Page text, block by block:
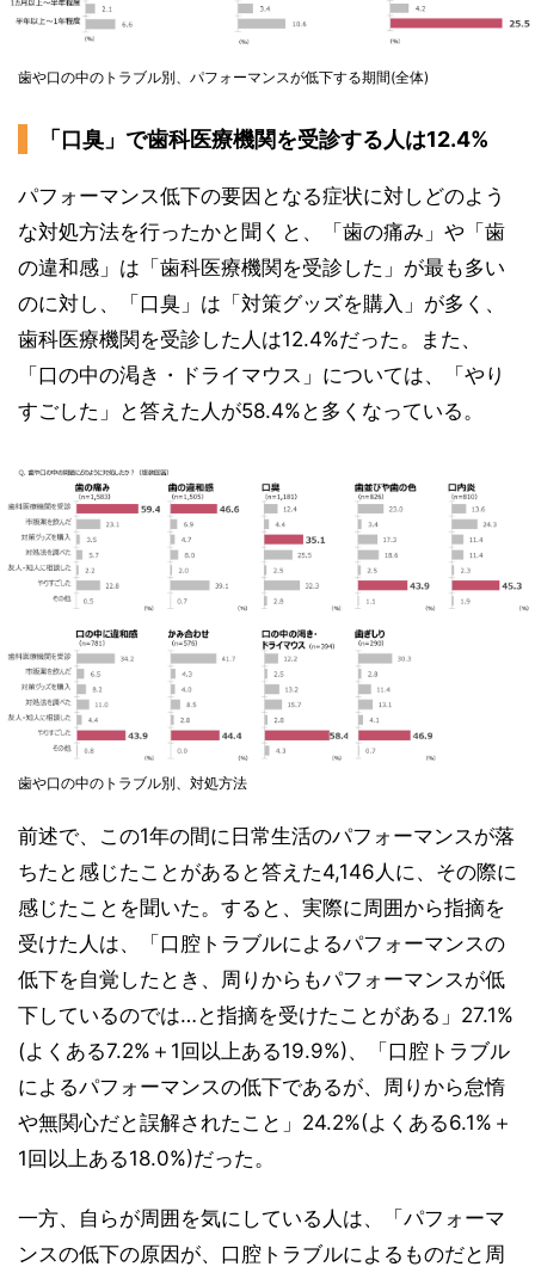
歯や口の中のトラブル別、パフォーマンスが低下する期間(全体)
「口臭」で歯科医療機関を受診する人は12.4%
パフォーマンス低下の要因となる症状に対しどのよう
な対処方法を行ったかと聞くと、「歯の痛み」や「歯
の違和感」は「歯科医療機関を受診した」が最も多い
のに対し、「口臭」は「対策グッズを購入」が多く、
歯科医療機関を受診した人は12.4%だった。また、
「口の中の渇き・ドライマウス」については、「やり
すごした」と答えた人が58.4%と多くなっている。
歯や口の中のトラブル別、対処方法
前述で、この1年の間に日常生活のパフォーマンスが落
ちたと感じたことがあると答えた4,146人に、その際に
感じたことを聞いた。すると、実際に周囲から指摘を
受けた人は、「口腔トラブルによるパフォーマンスの
低下を自覚したとき、周りからもパフォーマンスが低
下しているのでは…と指摘を受けたことがある」27.1%
(よくある7.2%＋1回以上ある19.9%)、「口腔トラブル
によるパフォーマンスの低下であるが、周りから怠惰
や無関心だと誤解されたこと」24.2%(よくある6.1%＋
1回以上ある18.0%)だった。
一方、自らが周囲を気にしている人は、「パフォーマ
ンスの低下の原因が、口腔トラブルによるものだと周